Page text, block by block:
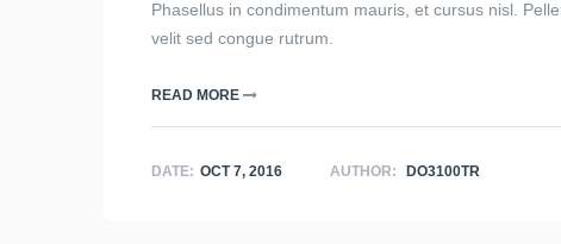
Phasellus in condimentum mauris, et cursus nisl.
velit sed congue rutrum.
READ MORE
DATE: OCT 7, 2016 AUTHOR: DO3100TR